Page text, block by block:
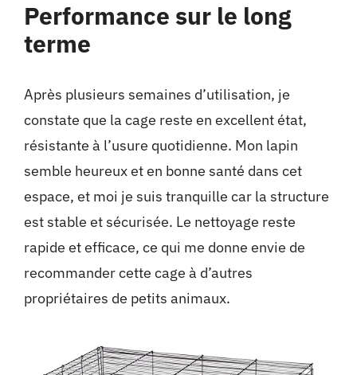
Performance sur le long
terme
Après plusieurs semaines d’utilisation, je
constate que la cage reste en excellent état,
résistante à l’usure quotidienne. Mon lapin
semble heureux et en bonne santé dans cet
espace, et moi je suis tranquille car la structure
est stable et sécurisée. Le nettoyage reste
rapide et efficace, ce qui me donne envie de
recommander cette cage à d’autres
propriétaires de petits animaux.